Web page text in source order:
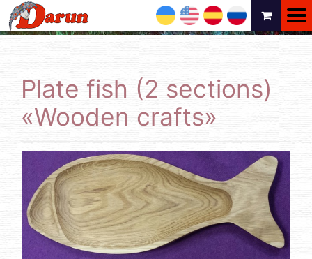
UA EN ES RU
Plate fish (2 sections)
«Wooden crafts»